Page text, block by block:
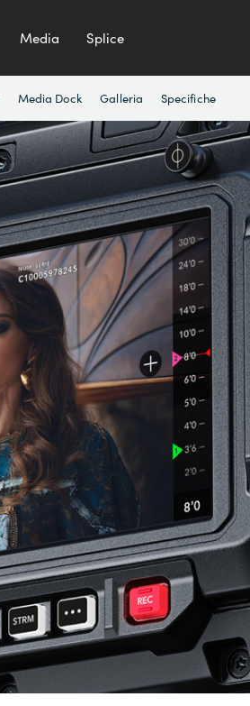
Media Splice
Media Dock Galleria Specifiche